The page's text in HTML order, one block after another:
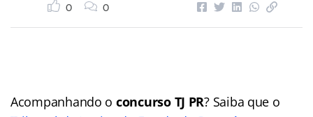
0 0
Acompanhando o concurso TJ PR? Saiba que o